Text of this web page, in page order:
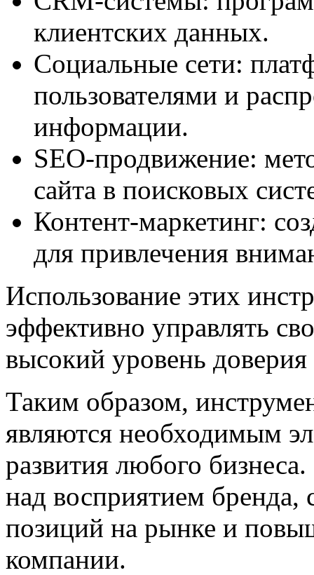
клиентских данных.
Социальные сети:
пользователями и
информации.
SEO-продвижение:
сайта в поисковых
Контент-маркетинг:
для привлечения
Использование этих
эффективно управлять
высокий уровень
Таким образом,
являются необходимым
развития любого
над восприятием
позиций на рынке и
компании.